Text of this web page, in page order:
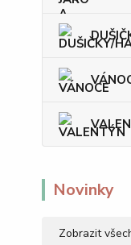
Novinky
Zobrazit